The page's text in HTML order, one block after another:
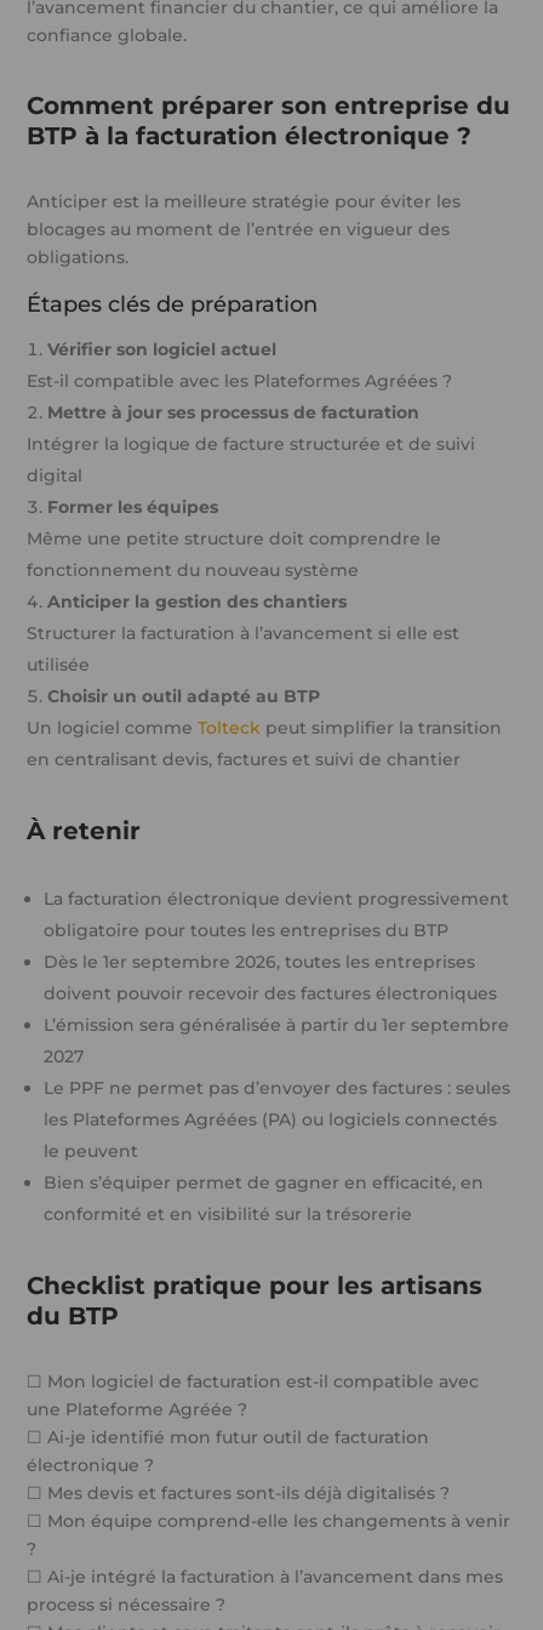
l’avancement financier du chantier, ce qui améliore la
confiance globale.
Comment préparer son entreprise du
BTP à la facturation électronique ?
Anticiper est la meilleure stratégie pour éviter les
blocages au moment de l’entrée en vigueur des
obligations.
Étapes clés de préparation
Vérifier son logiciel actuel
Est-il compatible avec les Plateformes Agréées ?
Mettre à jour ses processus de facturation
Intégrer la logique de facture structurée et de suivi
digital
Former les équipes
Même une petite structure doit comprendre le
fonctionnement du nouveau système
Anticiper la gestion des chantiers
Structurer la facturation à l’avancement si elle est
utilisée
Choisir un outil adapté au BTP
Un logiciel commeTolteck peut simplifier la transition
en centralisant devis, factures et suivi de chantier
À retenir
La facturation électronique devient progressivement
obligatoire pour toutes les entreprises du BTP
Dès le 1er septembre 2026, toutes les entreprises
doivent pouvoir recevoir des factures électroniques
L’émission sera généralisée à partir du 1er septembre
2027
Le PPF ne permet pas d’envoyer des factures : seules
les Plateformes Agréées (PA) ou logiciels connectés
le peuvent
Bien s’équiper permet de gagner en efficacité, en
conformité et en visibilité sur la trésorerie
Checklist pratique pour les artisans
du BTP
☐ Mon logiciel de facturation est-il compatible avec
une Plateforme Agréée ?
☐ Ai-je identifié mon futur outil de facturation
électronique ?
☐ Mes devis et factures sont-ils déjà digitalisés ?
☐ Mon équipe comprend-elle les changements à venir
?
☐ Ai-je intégré la facturation à l’avancement dans mes
process si nécessaire ?